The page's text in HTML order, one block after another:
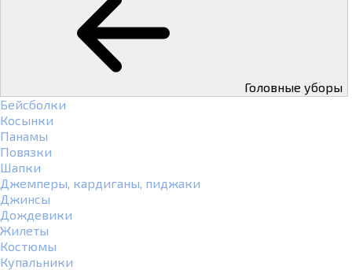
Головные уборы
Бейсболки
Косынки
Панамы
Повязки
Шапки
Джемперы, кардиганы, пиджаки
Джинсы
Дождевики
Жилеты
Костюмы
Купальники